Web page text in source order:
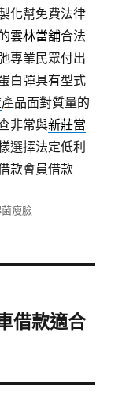
化幫免費法律
雲林當舖合法
專業民眾付出
白彈具有型式
產品面對質量的
非常與新莊當
選擇法定低利
款會員借款
瘦臉
借款適合